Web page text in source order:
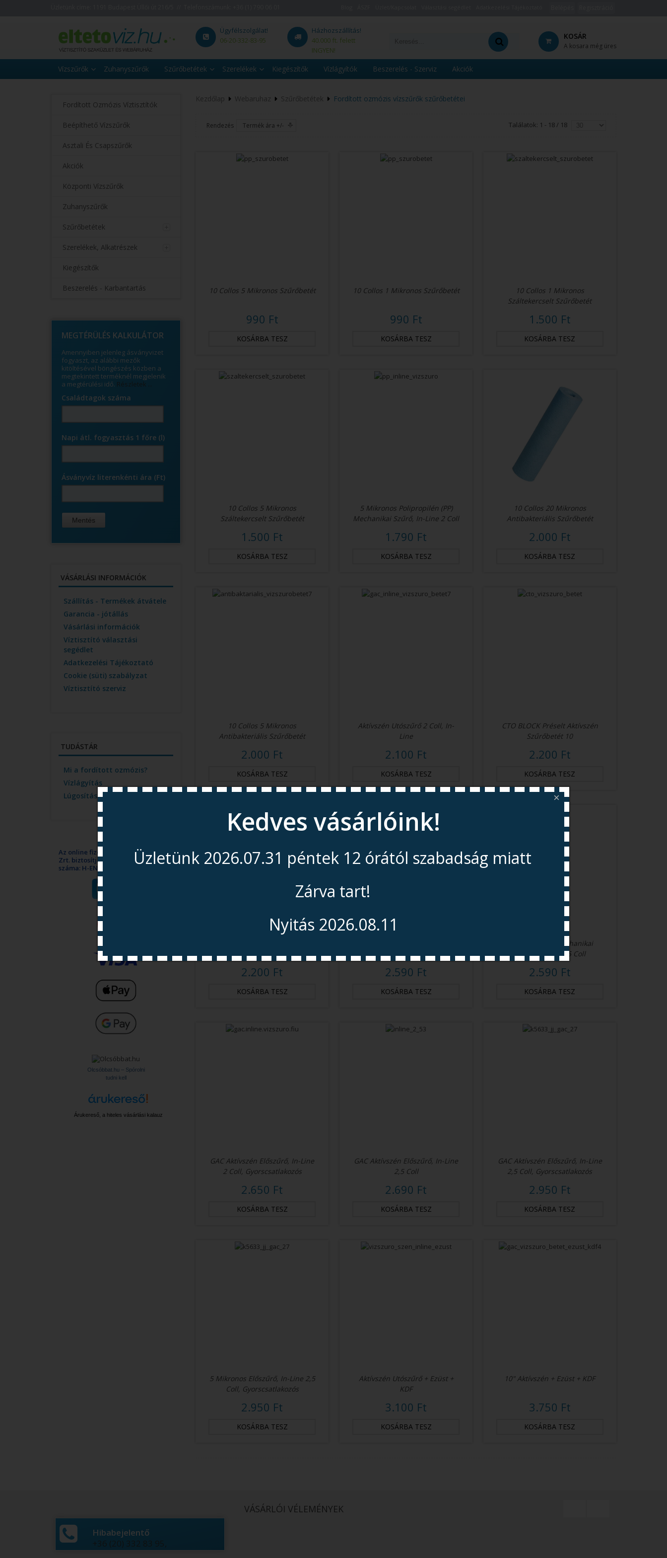
Ügyfélszolgálat!
06-20-332-83-95
Házhozszállítás!
40.000 ft. felett
INGYEN!
KOSÁR
A kosara még üres
Vízszűrők Zuhanyszűrők Szűrőbetétek Szerelékek Kiegészítők Vízlágyítók Beszerelés - Szerviz Akciók
Fordított Ozmózis Víztisztítók
Beépíthető Vízszűrők
Asztali És Csapszűrők
Akciók
Központi Vízszűrők
Zuhanyszűrők
Szűrőbetétek
Szerelékek, Alkatrészek
Kiegészítők
Beszerelés - Karbantartás
MEGTÉRÜLÉS KALKULÁTOR
Amennyiben jelenleg ásványvizet
fogyaszt, az alábbi mezők
kitöltésével böngészés közben a
megtekintett terméknél megjelenik
a megtérülési idő. Részletek ...
Családtagok száma
Napi átl. fogyasztás 1 főre (l)
Ásványvíz literenkénti ára (Ft)
VÁSÁRLÁSI INFORMÁCIÓK
Szállítás - Termékek átvátele
Garancia - jótállás
Vásárlási információk
Víztisztító választási
segédlet
Adatkezelési Tájékoztató
Cookie (süti) szabályzat
Víztisztító szerviz
TUDÁSTÁR
Mi a fordított ozmózis?
Vízlágyítás
Lúgosítás
Az online fizetést a Barion Payment
Zrt. biztosítja, MNB engedély
száma: H-EN-I-1064/2013
Olcsóbbat.hu – Spórolni
tudni kell
Árukereső, a hiteles vásárlási kalauz
Kezdőlap Webaruhaz Szűrőbetétek Fordított ozmózis vízszűrők szűrőbetétei
Rendezés Termék ára +/- Találatok: 1 - 18 / 18
10 Collos 5 Mikronos Szűrőbetét
990 Ft
10 Collos 1 Mikronos Szűrőbetét
990 Ft
10 Collos 1 Mikronos
Száltekercselt Szűrőbetét
1.500 Ft
10 Collos 5 Mikronos
Száltekercselt Szűrőbetét
1.500 Ft
5 Mikronos Polipropilén (PP)
Mechanikai Szűrő, In-Line 2 Coll
1.790 Ft
10 Collos 20 Mikronos
Antibakteriális Szűrőbetét
2.000 Ft
10 Collos 5 Mikronos
Antibakteriális Szűrőbetét
2.000 Ft
Aktívszén Utószűrő 2 Coll, In-
Line
2.100 Ft
CTO BLOCK Préselt Aktívszén
Szűrőbetét 10
2.200 Ft
Előszűrő
2.200 Ft
Szűrő, In-Line 2,5 Coll
2.590 Ft
1 Mikronos PP Mechanikai
Szűrő, In-Line 2,5 Coll
2.590 Ft
GAC Aktívszén Előszűrő, In-Line
2 Coll, Gyorscsatlakozós
2.650 Ft
GAC Aktívszén Előszűrő, In-Line
2,5 Coll
2.690 Ft
GAC Aktívszén Előszűrő, In-Line
2,5 Coll, Gyorscsatlakozós
2.950 Ft
5 Mikronos Előszűrő, In-Line 2,5
Coll, Gyorscsatlakozós
2.950 Ft
Aktívszén Utószűrő + Ezüst +
KDF
3.100 Ft
10" Aktívszén + Ezüst + KDF
3.750 Ft
Hibabejelentő
+36 (20) 332 83 95,
VÁSÁRLÓI VÉLEMÉNYEK
ÖRÖK HÁLA!
Nagyon köszönöm a lányom
×
Kedves vásárlóink!
Üzletünk 2026.07.31 péntek 12 órától szabadság miatt
Zárva tart!
Nyitás 2026.08.11